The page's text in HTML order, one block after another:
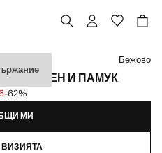
НА ЛЕН И ПАМУК
€ лв. 117,33]
-62%
Бежово
МИ